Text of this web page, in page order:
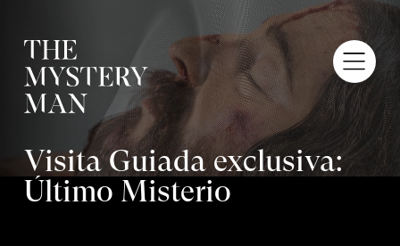
Visita Guiada exclusiva:
Último Misterio